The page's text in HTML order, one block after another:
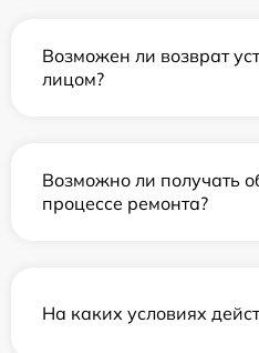
Возможен ли возврат
лицом?
Возможно ли получать
процессе ремонта?
На каких условиях